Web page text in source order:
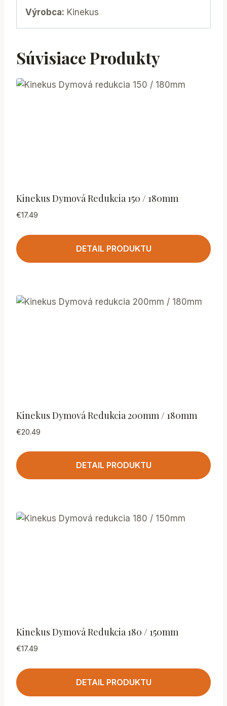
Výrobca: Kinekus
Súvisiace Produkty
Kinekus Dymová Redukcia 150 / 180mm
€17.49
DETAIL PRODUKTU
Kinekus Dymová Redukcia 200mm / 180mm
€20.49
DETAIL PRODUKTU
Kinekus Dymová Redukcia 180 / 150mm
€17.49
DETAIL PRODUKTU